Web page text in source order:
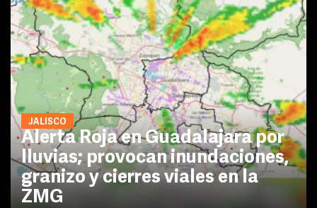
JALISCO
Alerta Roja en Guadalajara por
lluvias; provocan inundaciones,
granizo y cierres viales en la
ZMG